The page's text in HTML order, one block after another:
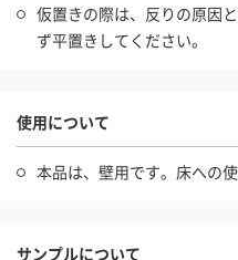
仮置きの際は、反りの原因
ず平置きしてください。
使用について
本品は、壁用です。床への
サンプルについて